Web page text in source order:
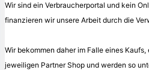
Wir sind ein Verbraucherportal und kein
finanzieren wir unsere Arbeit durch die
Wir bekommen daher im Falle eines
jeweiligen Partner Shop und werden so